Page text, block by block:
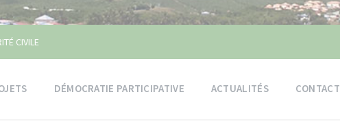
CIVILE
DÉMOCRATIE PARTICIPATIVE ACTUALITÉS CONTACT